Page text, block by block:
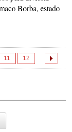
Borba, estado
11 12